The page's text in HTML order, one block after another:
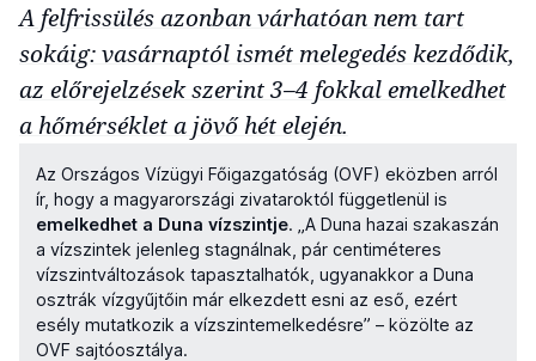
A felfrissülés azonban várhatóan nem tart
sokáig: vasárnaptól ismét melegedés kezdődik,
az előrejelzések szerint 3–4 fokkal emelkedhet
a hőmérséklet a jövő hét elején.
Az Országos Vízügyi Főigazgatóság (OVF) eközben arról
ír, hogy a magyarországi zivataroktól függetlenül is
emelkedhet a Duna vízszintje. „A Duna hazai szakaszán
a vízszintek jelenleg stagnálnak, pár centiméteres
vízszintváltozások tapasztalhatók, ugyanakkor a Duna
osztrák vízgyűjtőin már elkezdett esni az eső, ezért
esély mutatkozik a vízszintemelkedésre” – közölte az
OVF sajtóosztálya.